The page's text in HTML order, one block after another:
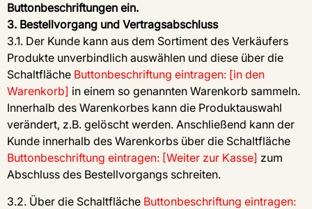
Buttonbeschriftungen ein.
3. Bestellvorgang und Vertragsabschluss
3.1. Der Kunde kann aus dem Sortiment des Verkäufers
Produkte unverbindlich auswählen und diese über die
Schaltfläche Buttonbeschriftung eintragen: [in den
Warenkorb] in einem so genannten Warenkorb sammeln.
Innerhalb des Warenkorbes kann die Produktauswahl
verändert, z.B. gelöscht werden. Anschließend kann der
Kunde innerhalb des Warenkorbs über die Schaltfläche
Buttonbeschriftung eintragen: [Weiter zur Kasse] zum
Abschluss des Bestellvorgangs schreiten.
3.2. Über die Schaltfläche Buttonbeschriftung eintragen: